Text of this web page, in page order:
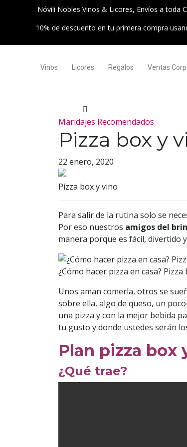
Nóvili Nobles Vinos & Licores, Envíos a toda
10% de descuento en tu primera compra
Vinos Licores Regalos Ventas
Maridajes Recomendados
Pizza box y
22 enero, 2020
Pizza box y vino
Para salir de la rutina solo se
Por eso nuestros amigos del
manera porque es fácil, divertido
¿Cómo hacer pizza en casa?
Unos aman comerla, otros se
sobre ella, algo de queso, un
una pizza y con la mejor bebida
tu gusto y donde ustedes serán
Plan pizza box
¿Qué trae?